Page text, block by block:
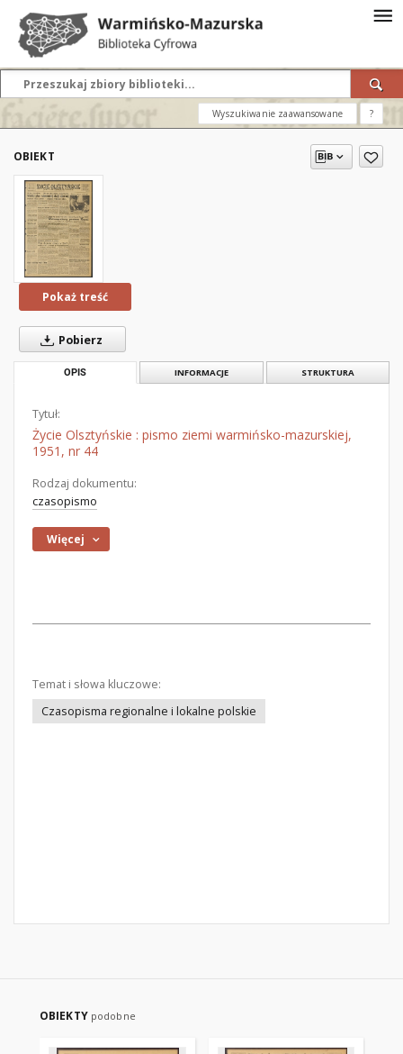
Wyszukiwanie zaawansowane ?
OBIEKT
Pokaż treść
Pobierz
OPIS INFORMACJE STRUKTURA
Tytuł:
Życie Olsztyńskie : pismo ziemi warmińsko-mazurskiej,
1951, nr 44
Rodzaj dokumentu:
czasopismo
Więcej
Temat i słowa kluczowe:
Czasopisma regionalne i lokalne polskie
OBIEKTY podobne